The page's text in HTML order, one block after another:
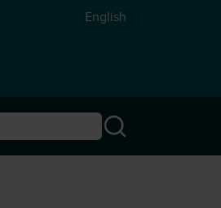
English